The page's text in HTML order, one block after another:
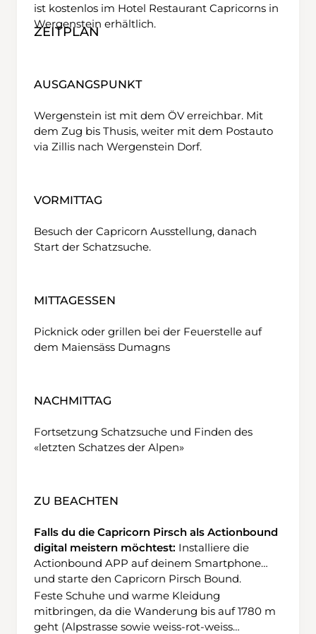
ist kostenlos im Hotel Restaurant Capricorns in
Wergenstein erhältlich.
ZEITPLAN
AUSGANGSPUNKT
Wergenstein ist mit dem ÖV erreichbar. Mit
dem Zug bis Thusis, weiter mit dem Postauto
via Zillis nach Wergenstein Dorf.
VORMITTAG
Besuch der Capricorn Ausstellung, danach
Start der Schatzsuche.
MITTAGESSEN
Picknick oder grillen bei der Feuerstelle auf
dem Maiensäss Dumagns
NACHMITTAG
Fortsetzung Schatzsuche und Finden des
«letzten Schatzes der Alpen»
ZU BEACHTEN
Falls du die Capricorn Pirsch als Actionbound
digital meistern möchtest: Installiere die
Actionbound APP auf deinem Smartphone
und starte den Capricorn Pirsch Bound.
Feste Schuhe und warme Kleidung
mitbringen, da die Wanderung bis auf 1780 m
geht (Alpstrasse sowie weiss-rot-weiss